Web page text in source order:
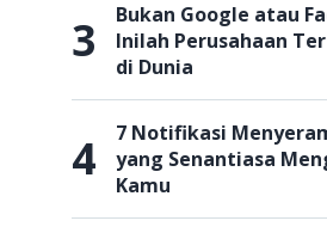
3
Bukan Google atau
Inilah Perusahaan
di Dunia
4
7 Notifikasi
yang Senantiasa
Kamu